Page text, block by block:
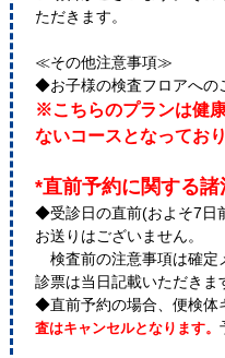
ただきます。
≪その他注意事項≫
◆お子様の検査フロアへの
※こちらのプランは健
ないコースとなってお
*直前予約に関する諸
◆受診日の直前(およそ7日
お送りはございません。
検査前の注意事項は確定
診票は当日記載いただきま
◆直前予約の場合、便検体
査はキャンセルとなります。